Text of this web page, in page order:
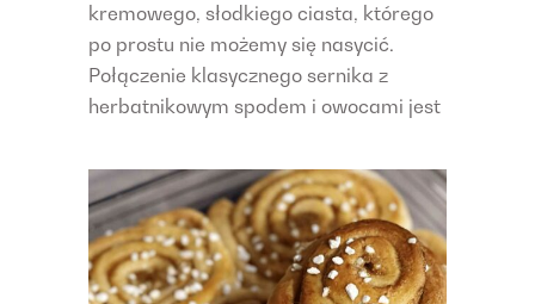
kremowego, słodkiego ciasta, którego
po prostu nie możemy się nasycić.
Połączenie klasycznego sernika z
herbatnikowym spodem i owocami jest